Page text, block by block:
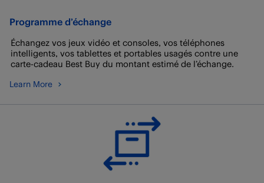
Programme d’échange
Échangez vos jeux vidéo et consoles, vos téléphones
intelligents, vos tablettes et portables usagés contre une
carte-cadeau Best Buy du montant estimé de l’échange.
Learn More